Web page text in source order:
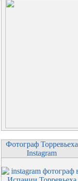
Фотограф Торревьеха
Instagram